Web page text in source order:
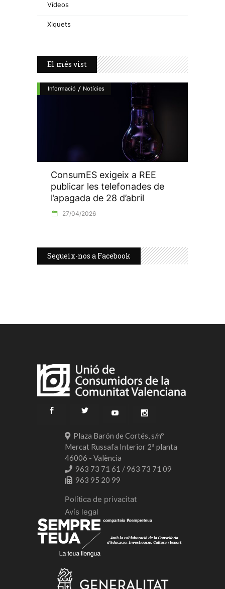
Vídeos
Xiquets
El més vist
Informació / Notícies
ConsumES exigeix a REE
publicar les telefonades de
l’apagada de 28 d’abril
27/04/2026
Segueix-nos a Facebook
Plaza Barón de Cortés, s/nº
Mercat Russafa Interior 2ª planta
46006 - València
963 73 71 61 / 963 73 71 09
963 95 20 99
Política de privacitat
Avís legal